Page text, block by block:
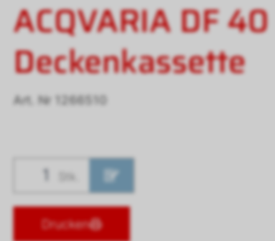
ACQVARIA DF 40
Deckenkassette
Art. Nr 1266510
Stk.
Drucken